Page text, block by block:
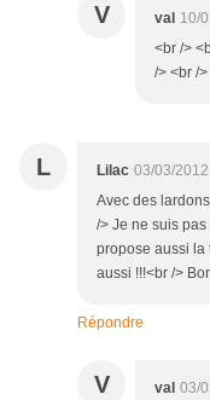
V val 10/
<br />
/> <br /
L Lilac 03/03/
Avec des
/> Je ne suis
propose aussi la
aussi !!!<br />
Répondre
V val 03/